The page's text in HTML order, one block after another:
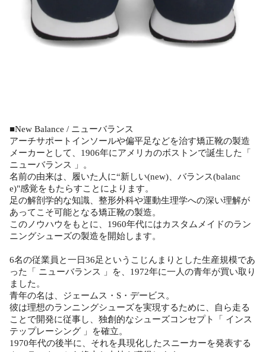
■New Balance / ニューバランス
アーチサポートインソールや偏平足などを治す矯正靴の製造
メーカーとして、1906年にアメリカのボストンで誕生した「
ニューバランス 」。
名前の由来は、履いた人に“新しい(new)、バランス(balanc
e)"感覚をもたらすことによります。
足の解剖学的な知識、整形外科や運動生理学への深い理解が
あってこそ可能となる矯正靴の製造。
このノウハウをもとに、1960年代にはカスタムメイドのラン
ニングシューズの製造を開始します。
6名の従業員と一日36足というこじんまりとした生産規模であ
った「 ニューバランス 」を、1972年に一人の青年が買い取り
ました。
青年の名は、ジェームス・S・デービス。
彼は理想のランニングシューズを実現するために、自ら走る
ことで開発に従事し、独創的なシューズコンセプト「 インス
テップレーシング 」を確立。
1970年代の後半に、それを具現化したスニーカーを発表する